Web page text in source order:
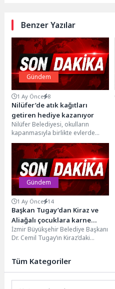
Benzer Yazılar
Gündem
1 Ay Önce 8
Nilüfer’de atık kağıtları
getiren hediye kazanıyor
Nilüfer Belediyesi, okulların
kapanmasıyla birlikte evlerde
biriken atık kağıtları ekonomiye
kazandırmak amacıyla yeni bir
farkındalık...
Gündem
1 Ay Önce 14
Başkan Tugay’dan Kiraz ve
Aliağalı çocuklara karne
hediyesi
İzmir Büyükşehir Belediye Başkanı
Dr. Cemil Tugay’ın Kiraz’daki
Tüm Kategoriler